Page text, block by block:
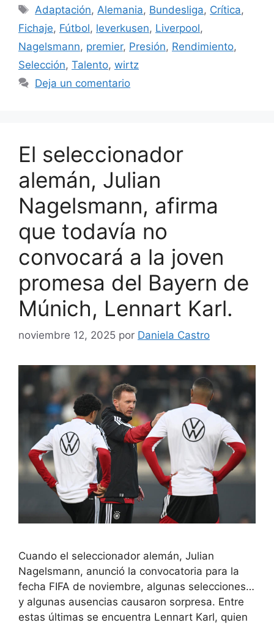
Etiquetas
Adaptación, Alemania, Bundesliga, Crítica,
Fichaje, Fútbol, leverkusen, Liverpool,
Nagelsmann, premier, Presión, Rendimiento,
Selección, Talento, wirtz
Deja un comentario
El seleccionador
alemán, Julian
Nagelsmann, afirma
que todavía no
convocará a la joven
promesa del Bayern de
Múnich, Lennart Karl.
noviembre 12, 2025 por Daniela Castro
Cuando el seleccionador alemán, Julian
Nagelsmann, anunció la convocatoria para la
fecha FIFA de noviembre, algunas selecciones…
y algunas ausencias causaron sorpresa. Entre
estas últimas se encuentra Lennart Karl, quien